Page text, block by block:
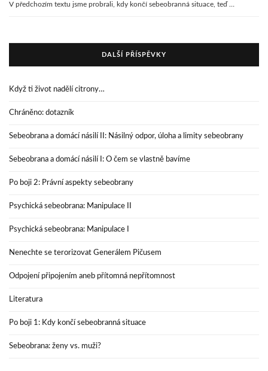
V předchozím textu jsme probrali, kdy končí sebeobranná situace, teď …
DALŠÍ PŘÍSPĚVKY
Když ti život nadělí citrony…
Chráněno: dotazník
Sebeobrana a domácí násilí II: Násilný odpor, úloha a limity sebeobrany
Sebeobrana a domácí násilí I: O čem se vlastně bavíme
Po boji 2: Právní aspekty sebeobrany
Psychická sebeobrana: Manipulace II
Psychická sebeobrana: Manipulace I
Nenechte se terorizovat Generálem Pičusem
Odpojení připojením aneb přítomná nepřítomnost
Literatura
Po boji 1: Kdy končí sebeobranná situace
Sebeobrana: ženy vs. muži?